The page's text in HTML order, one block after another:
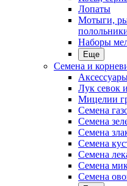
Лопаты
Мотыги,
Наборы
Еще
Семена и
Лук севок
Мицелии
Семена
Семена
Семена
Семена
Семена
Семена
Семена